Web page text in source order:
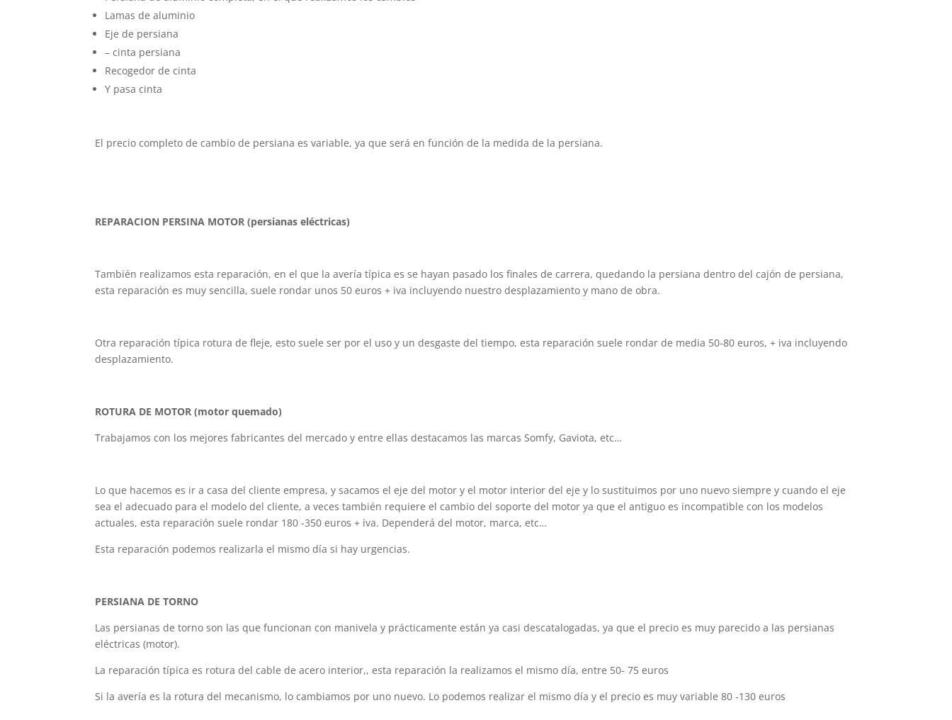
Lamas de aluminio
Eje de persiana
– cinta persiana
Recogedor de cinta
Y pasa cinta
El precio completo de cambio de persiana es variable, ya que será en función de la medida de la persiana.
REPARACION PERSINA MOTOR (persianas eléctricas)
También realizamos esta reparación, en el que la avería típica es se hayan pasado los finales de carrera, quedando la persiana dentro del cajón de persiana,
esta reparación es muy sencilla, suele rondar unos 50 euros + iva incluyendo nuestro desplazamiento y mano de obra.
Otra reparación típica rotura de fleje, esto suele ser por el uso y un desgaste del tiempo, esta reparación suele rondar de media 50-80 euros, + iva incluyendo
desplazamiento.
ROTURA DE MOTOR (motor quemado)
Trabajamos con los mejores fabricantes del mercado y entre ellas destacamos las marcas Somfy, Gaviota, etc…
Lo que hacemos es ir a casa del cliente empresa, y sacamos el eje del motor y el motor interior del eje y lo sustituimos por uno nuevo siempre y cuando el eje
sea el adecuado para el modelo del cliente, a veces también requiere el cambio del soporte del motor ya que el antiguo es incompatible con los modelos
actuales, esta reparación suele rondar 180 -350 euros + iva. Dependerá del motor, marca, etc…
Esta reparación podemos realizarla el mismo día si hay urgencias.
PERSIANA DE TORNO
Las persianas de torno son las que funcionan con manivela y prácticamente están ya casi descatalogadas, ya que el precio es muy parecido a las persianas
eléctricas (motor).
La reparación típica es rotura del cable de acero interior,, esta reparación la realizamos el mismo día, entre 50- 75 euros
Si la avería es la rotura del mecanismo, lo cambiamos por uno nuevo. Lo podemos realizar el mismo día y el precio es muy variable 80 -130 euros